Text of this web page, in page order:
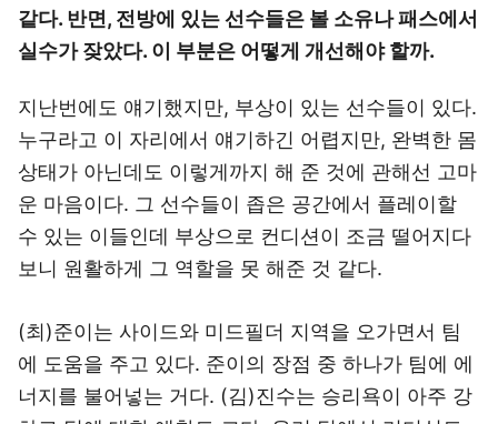
같다. 반면, 전방에 있는 선수들은 볼 소유나 패스에서
실수가 잦았다. 이 부분은 어떻게 개선해야 할까.
지난번에도 얘기했지만, 부상이 있는 선수들이 있다.
누구라고 이 자리에서 얘기하긴 어렵지만, 완벽한 몸
상태가 아닌데도 이렇게까지 해 준 것에 관해선 고마
운 마음이다. 그 선수들이 좁은 공간에서 플레이할
수 있는 이들인데 부상으로 컨디션이 조금 떨어지다
보니 원활하게 그 역할을 못 해준 것 같다.
(최)준이는 사이드와 미드필더 지역을 오가면서 팀
에 도움을 주고 있다. 준이의 장점 중 하나가 팀에 에
너지를 불어넣는 거다. (김)진수는 승리욕이 아주 강